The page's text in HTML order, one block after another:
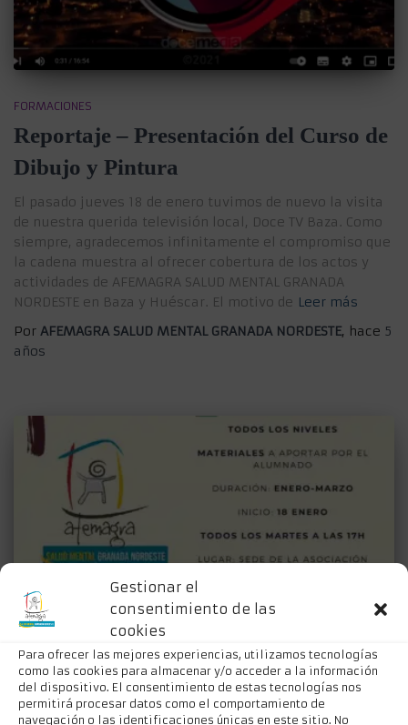
Gestionar el
consentimiento de las
cookies
Para ofrecer las mejores experiencias, utilizamos tecnologías
como las cookies para almacenar y/o acceder a la información
del dispositivo. El consentimiento de estas tecnologías nos
permitirá procesar datos como el comportamiento de
navegación o las identificaciones únicas en este sitio. No
FORMACIONES
Reportaje – Presentación del Curso de
Dibujo y Pintura
El pasado jueves 18 de enero tuvimos de nuevo la visita
de nuestra querida televisión local, Doce TV Baza. Como
siempre, agradecemos infinitamente el compromiso que
la cadena muestra al ofrecer cobertura de los actos y
actividades de AFEMAGRA SALUD MENTAL GRANADA
NORDESTE en Baza y Huéscar. El motivo de Leer más
Por AFEMAGRA SALUD MENTAL GRANADA NORDESTE, hace 5
años
FORMACIONES